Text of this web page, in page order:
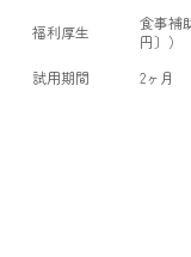
福利厚生
食事補
円〕）
試用期間
2ヶ月